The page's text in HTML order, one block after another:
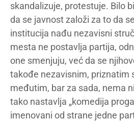
skandalizuje, protestuje. Bilo
da se javnost založi za to da
institucija nađu nezavisni
mesta ne postavlja partija,
one smenjuju, već da se
takođe nezavisnim, priznatim
međutim, bar za sada, nema
tako nastavlja „komedija
imenovani od strane jedne